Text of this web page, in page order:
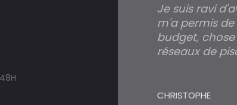
Je suis ravi
m'a permis
budget,
réseaux de
CHRISTOPHE